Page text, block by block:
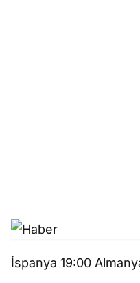
İspanya 19:00